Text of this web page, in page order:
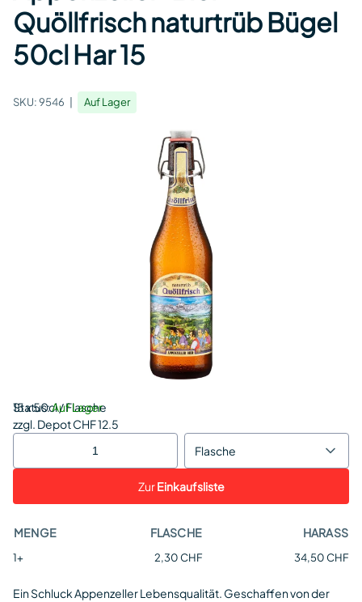
Quöllfrisch naturtrüb Bügel
50cl Har 15
SKU:9546 Auf Lager
Status:Auf Lager
15 x 50cl / Flasche
zzgl. Depot CHF 12.5
Flasche
ZurEinkaufsliste
MENGE FLASCHE HARASS
1+ 2,30 CHF 34,50 CHF
Ein Schluck Appenzeller Lebensqualität. Geschaffen von der